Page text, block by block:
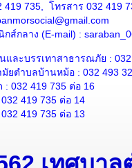
419 735, โทรสาร 032 419
กส์กลาง (E-mail) :
และบรรเทาสาธารณภัย :
ยตำบลบ้านหม้อ : 032 493
: 032 419 735 ต่อ 16
419 735 ต่อ 14
419 735 ต่อ 13